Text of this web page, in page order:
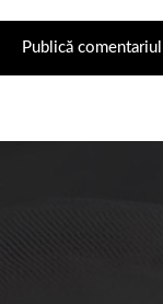
Publică comentariul